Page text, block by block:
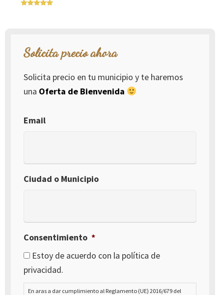
Solicita precio ahora
Solicita precio en tu municipio y te haremos
una Oferta de Bienvenida
Email
Ciudad o Municipio
Consentimiento *
Estoy de acuerdo con la política de
privacidad.
En aras a dar cumplimiento al Reglamento (UE) 2016/679 del